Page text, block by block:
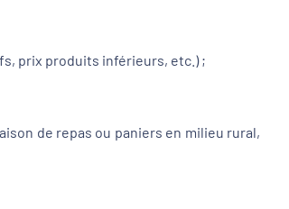
prix produits inférieurs, etc.) ;
de repas ou paniers en milieu rural,